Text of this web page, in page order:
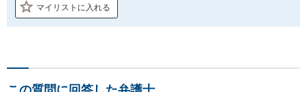
マイリストに入れる